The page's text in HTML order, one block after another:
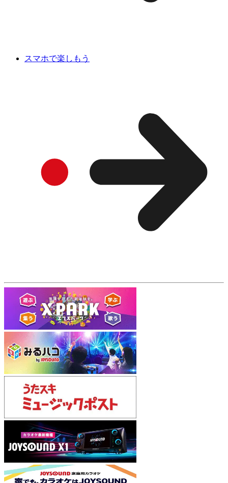
スマホで楽しもう